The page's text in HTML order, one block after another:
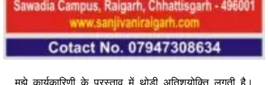
मुझे कार्यकारिणी के प्रस्ताव में थोड़ी अतिशयोक्ति लगती है।